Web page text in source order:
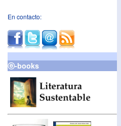
En contacto:
ⓔ-books